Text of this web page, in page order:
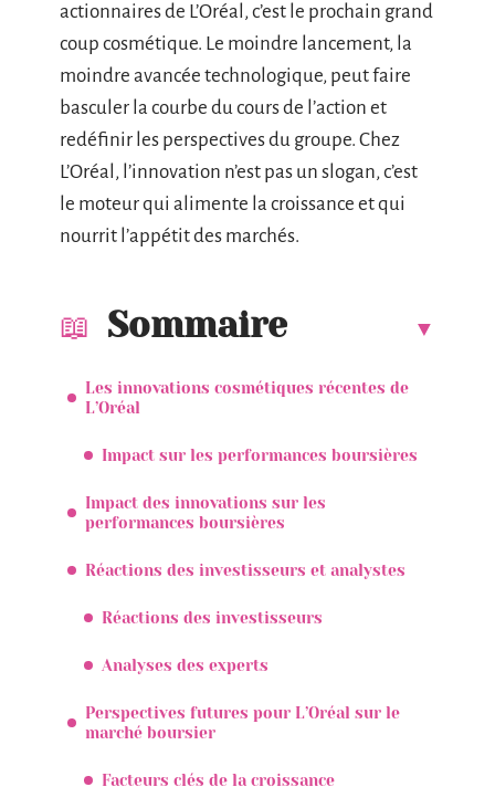
actionnaires de L’Oréal, c’est le prochain grand
coup cosmétique. Le moindre lancement, la
moindre avancée technologique, peut faire
basculer la courbe du cours de l’action et
redéfinir les perspectives du groupe. Chez
L’Oréal, l’innovation n’est pas un slogan, c’est
le moteur qui alimente la croissance et qui
nourrit l’appétit des marchés.
Sommaire
Les innovations cosmétiques récentes de
L’Oréal
Impact sur les performances boursières
Impact des innovations sur les
performances boursières
Réactions des investisseurs et analystes
Réactions des investisseurs
Analyses des experts
Perspectives futures pour L’Oréal sur le
marché boursier
Facteurs clés de la croissance